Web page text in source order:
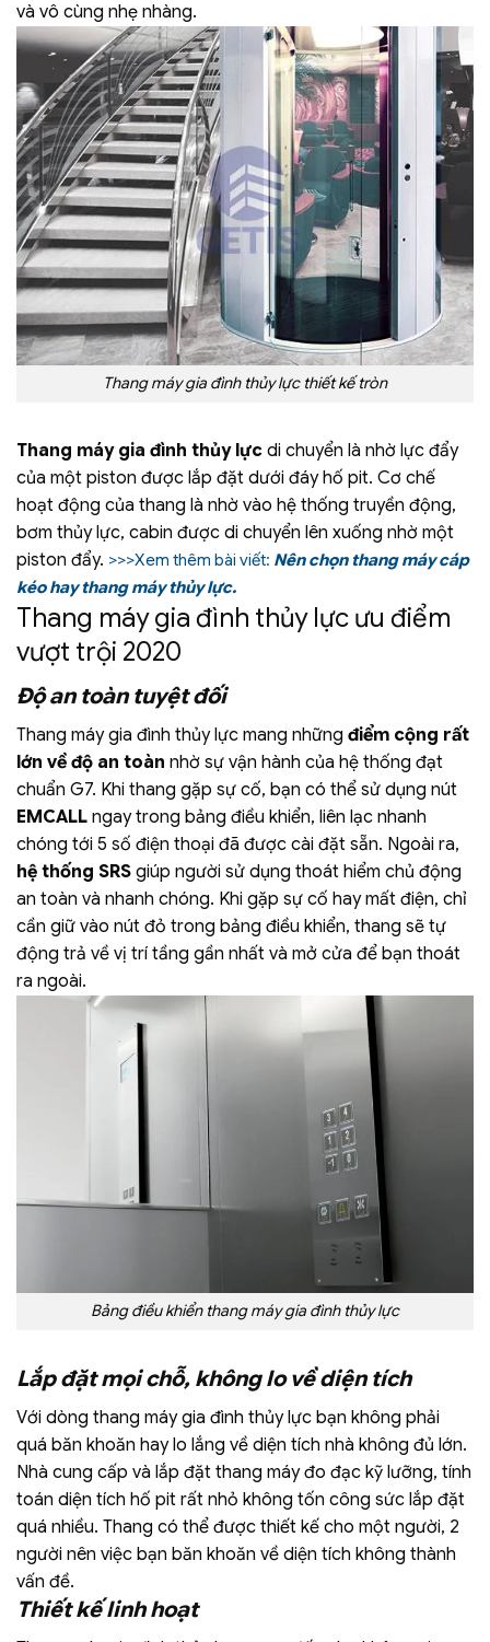
và vô cùng nhẹ nhàng.
Thang máy gia đình thủy lực thiết kế tròn
Thang máy gia đình thủy lực di chuyển là nhờ lực đẩy
của một piston được lắp đặt dưới đáy hố pit. Cơ chế
hoạt động của thang là nhờ vào hệ thống truyền động,
bơm thủy lực, cabin được di chuyển lên xuống nhờ một
piston đẩy. >>>Xem thêm bài viết: Nên chọn thang máy cáp
kéo hay thang máy thủy lực.
Thang máy gia đình thủy lực ưu điểm
vượt trội 2020
Độ an toàn tuyệt đối
Thang máy gia đình thủy lực mang những điểm cộng rất
lớn về độ an toàn nhờ sự vận hành của hệ thống đạt
chuẩn G7. Khi thang gặp sự cố, bạn có thể sử dụng nút
EMCALL ngay trong bảng điều khiển, liên lạc nhanh
chóng tới 5 số điện thoại đã được cài đặt sẵn. Ngoài ra,
hệ thống SRS giúp người sử dụng thoát hiểm chủ động
an toàn và nhanh chóng. Khi gặp sự cố hay mất điện, chỉ
cần giữ vào nút đỏ trong bảng điều khiển, thang sẽ tự
động trả về vị trí tầng gần nhất và mở cửa để bạn thoát
ra ngoài.
Bảng điều khiển thang máy gia đình thủy lực
Lắp đặt mọi chỗ, không lo về diện tích
Với dòng thang máy gia đình thủy lực bạn không phải
quá băn khoăn hay lo lắng về diện tích nhà không đủ lớn.
Nhà cung cấp và lắp đặt thang máy đo đạc kỹ lưỡng, tính
toán diện tích hố pit rất nhỏ không tốn công sức lắp đặt
quá nhiều. Thang có thể được thiết kế cho một người, 2
người nên việc bạn băn khoăn về diện tích không thành
vấn đề.
Thiết kế linh hoạt